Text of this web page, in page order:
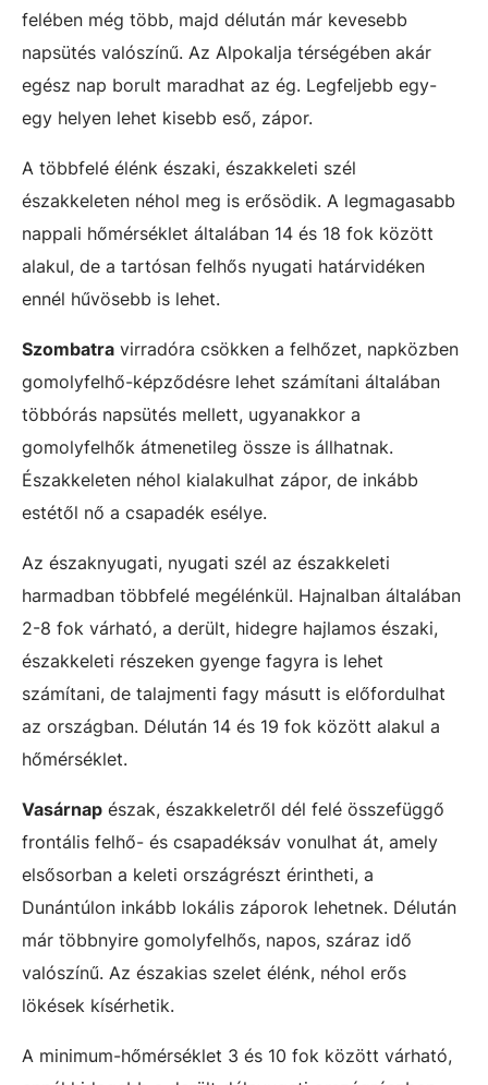
felében még több, majd délután már kevesebb
napsütés valószínű. Az Alpokalja térségében akár
egész nap borult maradhat az ég. Legfeljebb egy-
egy helyen lehet kisebb eső, zápor.
A többfelé élénk északi, északkeleti szél
északkeleten néhol meg is erősödik. A legmagasabb
nappali hőmérséklet általában 14 és 18 fok között
alakul, de a tartósan felhős nyugati határvidéken
ennél hűvösebb is lehet.
Szombatra virradóra csökken a felhőzet, napközben
gomolyfelhő-képződésre lehet számítani általában
többórás napsütés mellett, ugyanakkor a
gomolyfelhők átmenetileg össze is állhatnak.
Északkeleten néhol kialakulhat zápor, de inkább
estétől nő a csapadék esélye.
Az északnyugati, nyugati szél az északkeleti
harmadban többfelé megélénkül. Hajnalban általában
2-8 fok várható, a derült, hidegre hajlamos északi,
északkeleti részeken gyenge fagyra is lehet
számítani, de talajmenti fagy másutt is előfordulhat
az országban. Délután 14 és 19 fok között alakul a
hőmérséklet.
Vasárnap észak, északkeletről dél felé összefüggő
frontális felhő- és csapadéksáv vonulhat át, amely
elsősorban a keleti országrészt érintheti, a
Dunántúlon inkább lokális záporok lehetnek. Délután
már többnyire gomolyfelhős, napos, száraz idő
valószínű. Az északias szelet élénk, néhol erős
lökések kísérhetik.
A minimum-hőmérséklet 3 és 10 fok között várható,